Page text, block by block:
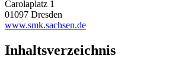
Carolaplatz 1
01097 Dresden
www.smk.sachsen.de
Inhaltsverzeichnis